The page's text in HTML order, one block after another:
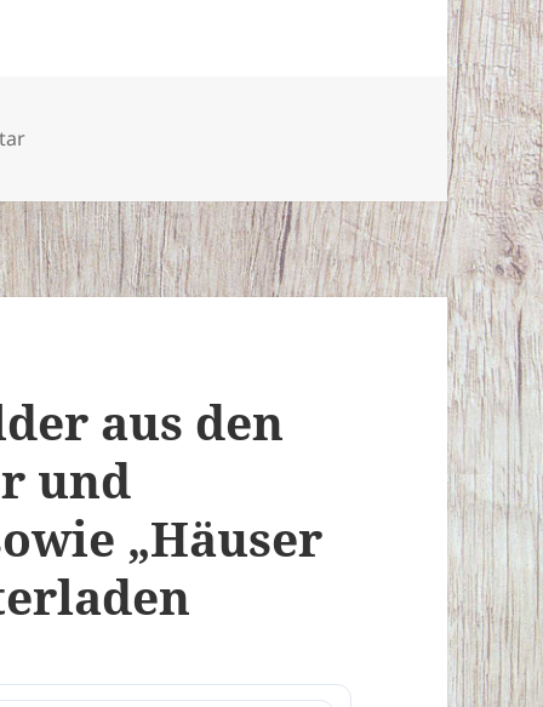
zu Unfall auf der Elektrostation
aus den
und
„Häuser